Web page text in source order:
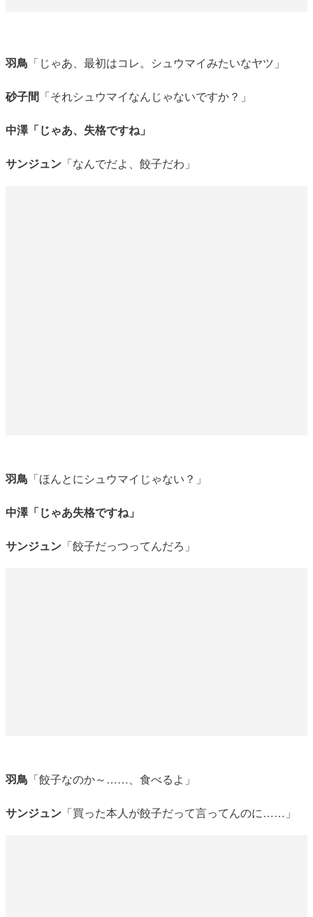
羽鳥 「じゃあ、最初はコレ。シュウマイみたいなヤツ」
砂子間「それシュウマイなんじゃないですか？」
中澤「じゃあ、失格ですね」
サンジュン「なんでだよ、餃子だわ」
羽鳥 「ほんとにシュウマイじゃない？」
中澤「じゃあ失格ですね」
サンジュン「餃子だっつってんだろ」
羽鳥 「餃子なのか～……、食べるよ」
サンジュン「買った本人が餃子だって言ってんのに……」